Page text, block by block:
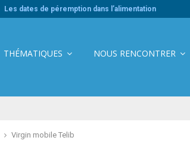
Les dates de péremption dans l’alimentation
THÉMATIQUES NOUS RENCONTRER
Virgin mobile Telib